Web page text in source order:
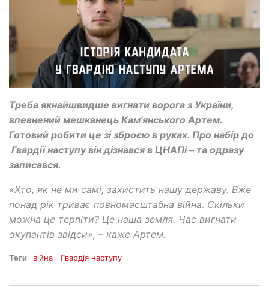
Треба якнайшвидше вигнати ворога з України,
впевнений мешканець Кам’янського Артем.
Готовий робити це зі зброєю в руках. Про набір до
Гвардії наступу він дізнався в ЦНАПі – та одразу
записався.
«Хто, як не ми самі, захистить нашу державу. Вже
понад рік триває повномасштабна війна. Скільки
можна це терпіти? Це наша земля. Час вигнати
окупантів звідси», – каже Артем.
Теги війна Гвардія наступу